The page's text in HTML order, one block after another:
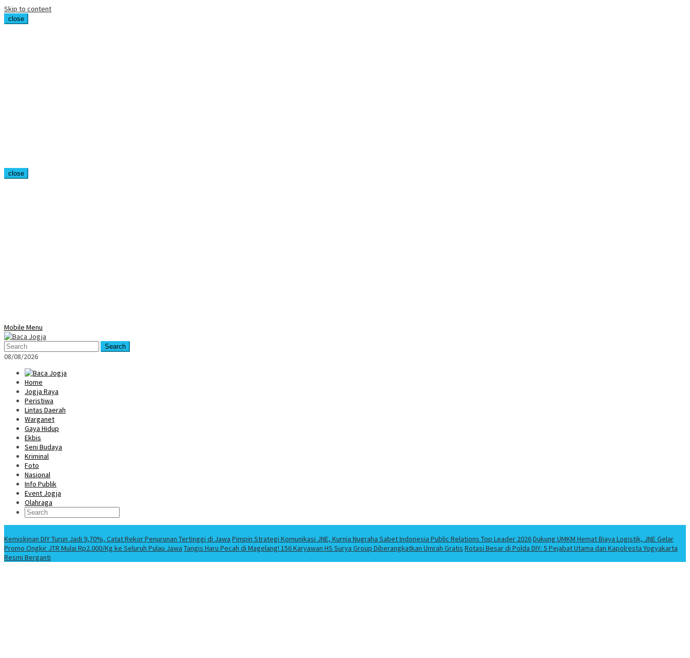
Skip to content
close
close
Mobile Menu
Search
08/08/2026
Home
Jogja Raya
Peristiwa
Lintas Daerah
Warganet
Gaya Hidup
Ekbis
Seni Budaya
Kriminal
Foto
Nasional
Info Publik
Event Jogja
Olahraga
Kemiskinan DIY Turun Jadi 9,70%, Catat Rekor Penurunan Tertinggi di Jawa Pimpin Strategi Komunikasi JNE, Kurnia Nugraha Sabet Indonesia Public Relations Top Leader 2026Dukung UMKM Hemat Biaya Logistik, JNE Gelar
Promo Ongkir JTR Mulai Rp2.000/Kg ke Seluruh Pulau Jawa Tangis Haru Pecah di Magelang! 156 Karyawan HS Surya Group Diberangkatkan Umrah Gratis Rotasi Besar di Polda DIY: 5 Pejabat Utama dan Kapolresta Yogyakarta
Resmi Berganti